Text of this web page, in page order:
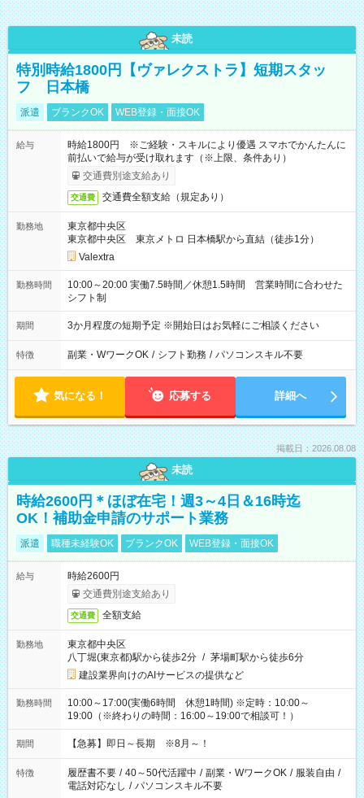
未読
特別時給1800円【ヴァレクストラ】短期スタッ
フ 日本橋
派遣 ブランクOK WEB登録・面接OK
給与
時給1800円 ※ご経験・スキルにより優遇 スマホでかんたんに
前払いで給与が受け取れます（※上限、条件あり）
交通費別途支給あり
交通費 交通費全額支給（規定あり）
勤務地
東京都中央区
東京都中央区 東京メトロ 日本橋駅から直結（徒歩1分）
Valextra
勤務時間
10:00～20:00 実働7.5時間／休憩1.5時間 営業時間に合わせた
シフト制
期間 3か月程度の短期予定 ※開始日はお気軽にご相談ください
特徴 副業・WワークOK / シフト勤務 / パソコンスキル不要
気になる！ 応募する 詳細へ
掲載日：2026.08.08
未読
時給2600円＊ほぼ在宅！週3～4日＆16時迄
OK！補助金申請のサポート業務
派遣 職種未経験OK ブランクOK WEB登録・面接OK
給与
時給2600円
交通費別途支給あり
交通費 全額支給
勤務地
東京都中央区
八丁堀(東京都)駅から徒歩2分 / 茅場町駅から徒歩6分
建設業界向けのAIサービスの提供など
勤務時間
10:00～17:00(実働6時間 休憩1時間) ※定時：10:00～
19:00（※終わりの時間：16:00～19:00で相談可！）
期間 【急募】即日～長期 ※8月～！
特徴 履歴書不要 / 40～50代活躍中 / 副業・WワークOK / 服装自由 /
電話対応なし / パソコンスキル不要